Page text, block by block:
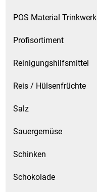
Spirituosen
Tee
Teigwaren
Textilien
Tischbereich
POS Material Trinkwerk
Profisortiment
Reinigungshilfsmittel
Reis / Hülsenfrüchte
Salz
Sauergemüse
Schinken
Schokolade